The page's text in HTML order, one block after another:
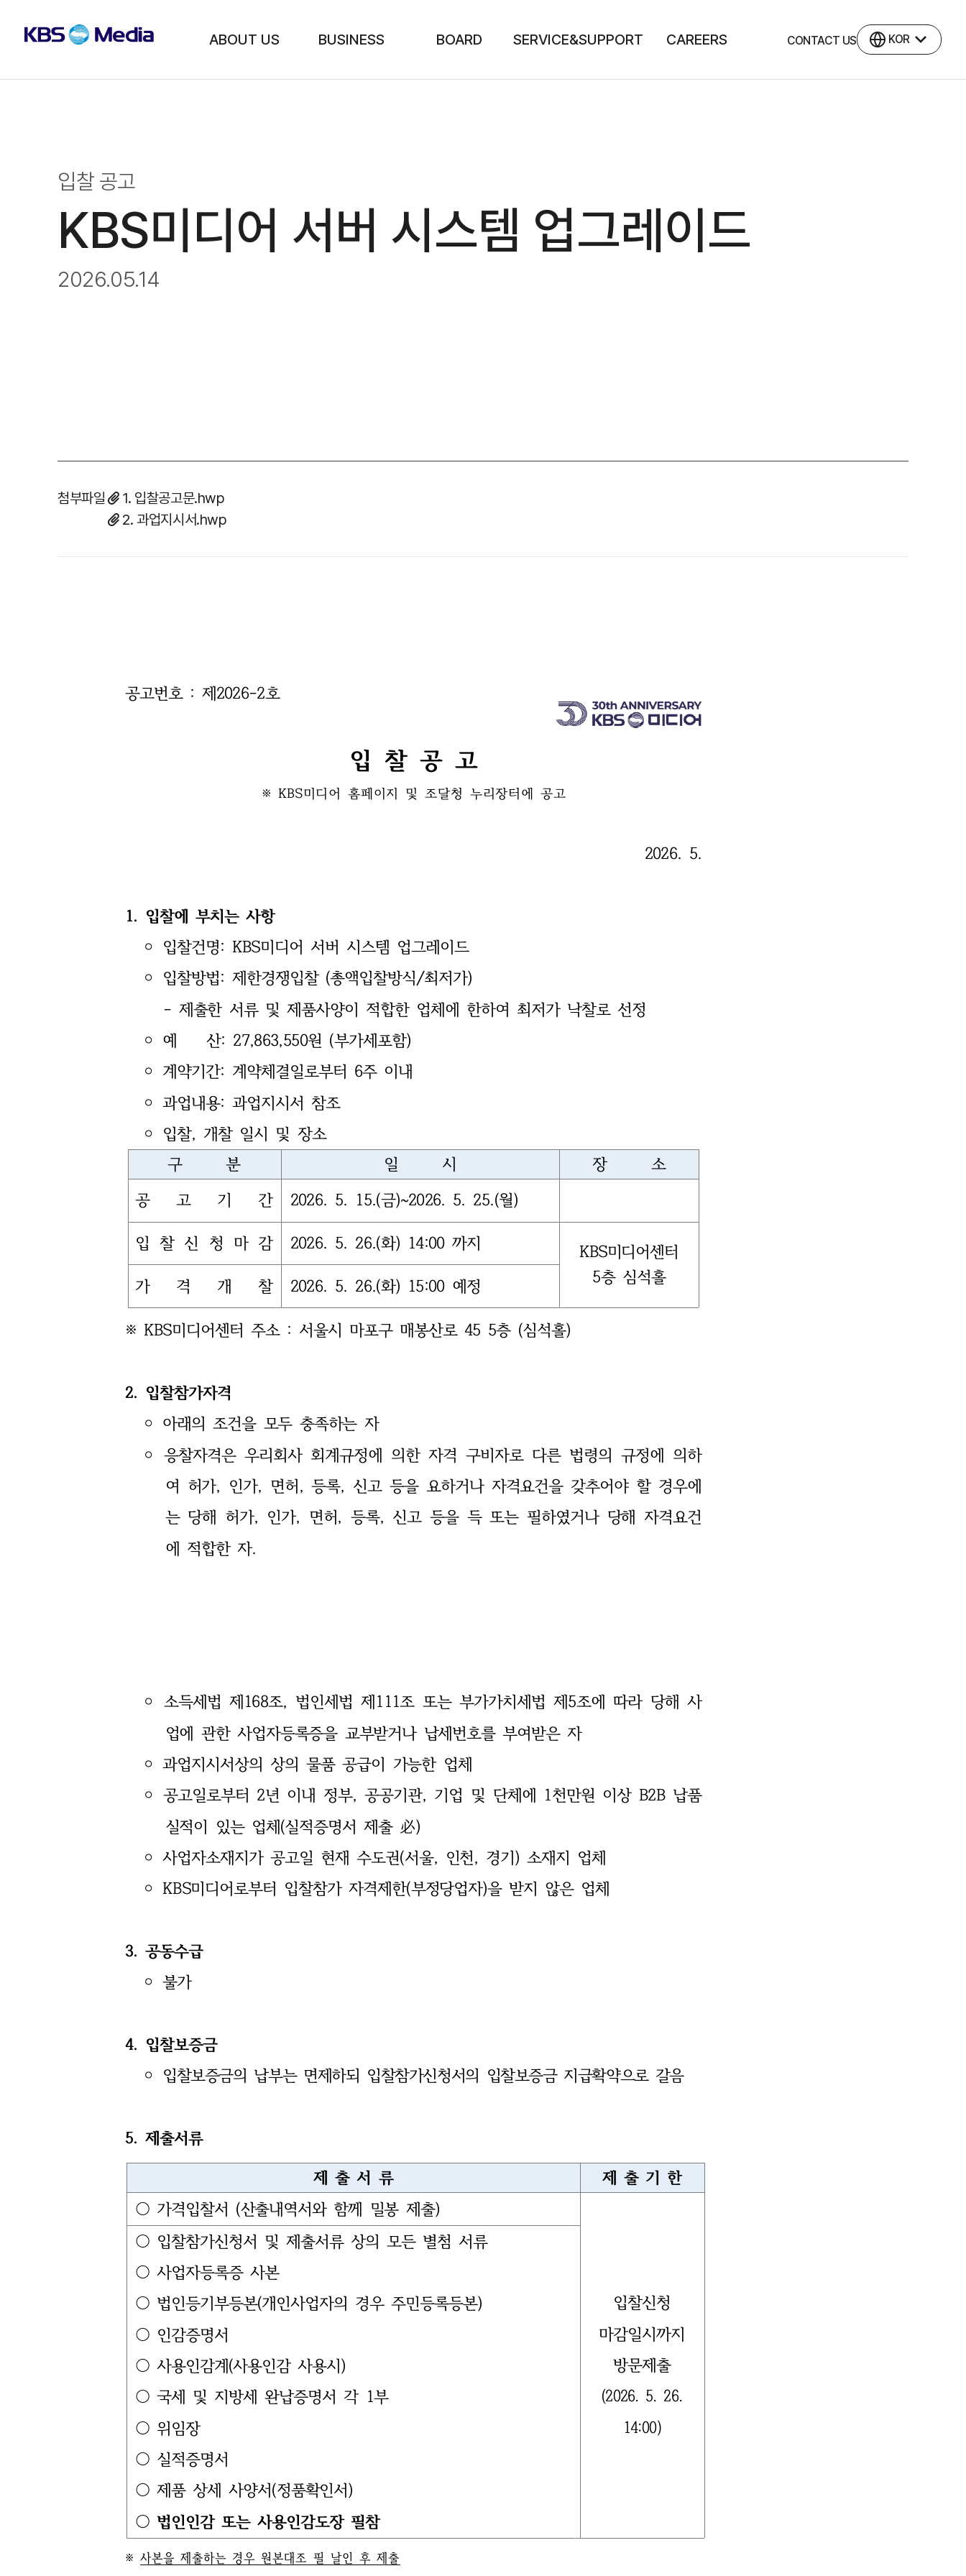
KBS미디어 메뉴영역
ABOUT US BUSINESS BOARD SERVICE&SUPPORT CAREERS CONTACT US 언어 선택
KOR
입찰 공고
KBS미디어 서버 시스템 업그레이드
2026.05.14
첨부파일
1. 입찰공고문.hwp
2. 과업지시서.hwp